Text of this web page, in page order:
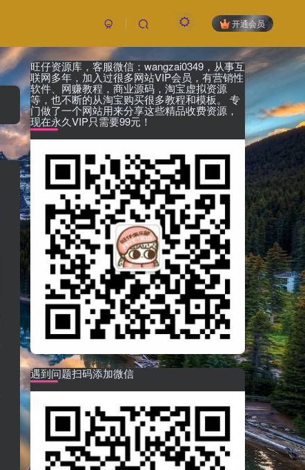
开通会员
旺仔资源库，客服微信：wangzai0349，从事互
联网多年，加入过很多网站VIP会员，有营销性
软件、网赚教程，商业源码，淘宝虚拟资源
等，也不断的从淘宝购买很多教程和模板。 专
门做了一个网站用来分享这些精品收费资源，
现在永久VIP只需要99元！
遇到问题扫码添加微信